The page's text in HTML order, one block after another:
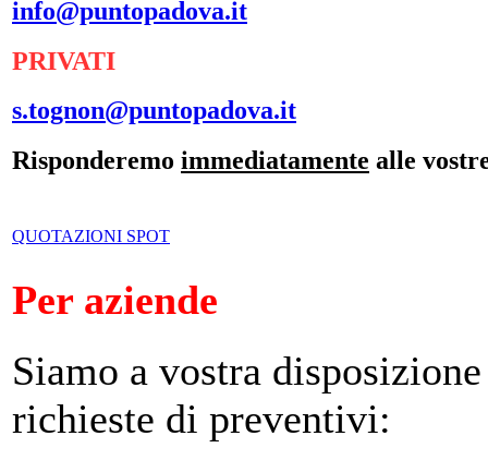
info@puntopadova.it
PRIVATI
s.tognon@puntopadova.it
Risponderemo immediatamente alle
QUOTAZIONI SPOT
Per aziende
Siamo a vostra
richieste di preventivi: